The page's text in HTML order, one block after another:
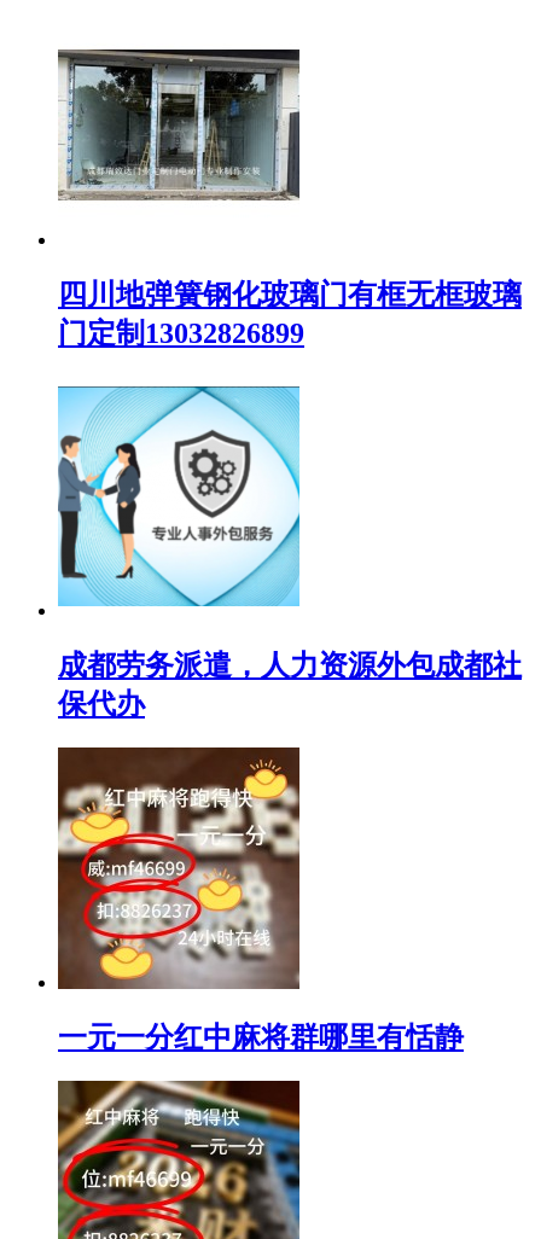
四川地弹簧钢化玻璃门有框无框玻璃
门定制13032826899
成都劳务派遣，人力资源外包成都社
保代办
一元一分红中麻将群哪里有恬静